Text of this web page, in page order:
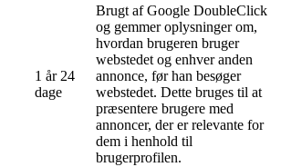
1 år 24
dage
Brugt af Google DoubleClick
og gemmer oplysninger om,
hvordan brugeren bruger
webstedet og enhver anden
annonce, før han besøger
webstedet. Dette bruges til at
præsentere brugere med
annoncer, der er relevante for
dem i henhold til
brugerprofilen.